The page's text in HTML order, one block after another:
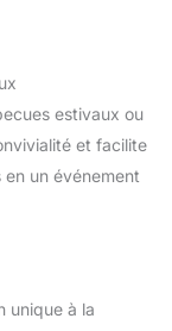
estivaux ou
et facilite
un événement
unique à la